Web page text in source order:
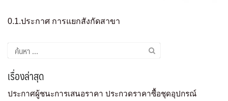
0.1.ประกาศ การแยกสังกัดสาขา
เรื่องล่าสุด
ประกาศผู้ชนะการเสนอราคา ประกวดราคาซื้อชุดอุปกรณ์